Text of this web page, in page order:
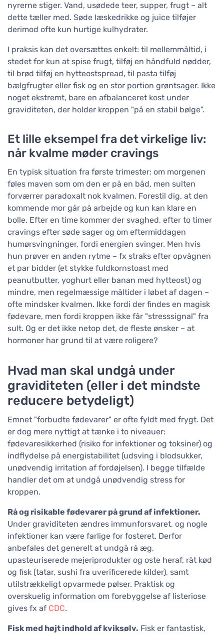
nyrerne stiger. Vand, usødede teer, supper, frugt – alt
dette tæller med. Søde læskedrikke og juice tilføjer
derimod ofte kun hurtige kulhydrater.
I praksis kan det oversættes enkelt: til mellemmåltid, i
stedet for kun at spise frugt, tilføj en håndfuld nødder,
til brød tilføj en hytteostspread, til pasta tilføj
bælgfrugter eller fisk og en stor portion grøntsager. Ikke
noget ekstremt, bare en afbalanceret kost under
graviditeten, der holder kroppen "på en stabil bølge".
Et lille eksempel fra det virkelige liv:
når kvalme møder cravings
En typisk situation fra første trimester: om morgenen
føles maven som om den er på en båd, men sulten
forværrer paradoxalt nok kvalmen. Forestil dig, at den
kommende mor går på arbejde og kun kan klare en
bolle. Efter en time kommer der svaghed, efter to timer
cravings efter søde sager og om eftermiddagen
humørsvingninger, fordi energien svinger. Men hvis
hun prøver en anden rytme – fx straks efter opvågnen
et par bidder (et stykke fuldkornstoast med
peanutbutter, yoghurt eller banan med hytteost) og
mindre, men regelmæssige måltider i løbet af dagen –
ofte mindsker kvalmen. Ikke fordi der findes en magisk
fødevare, men fordi kroppen ikke får "stresssignal" fra
sult. Og er det ikke netop det, de fleste ønsker – at
hormoner har grund til at være roligere?
Hvad man skal undgå under
graviditeten (eller i det mindste
reducere betydeligt)
Emnet "forbudte fødevarer" er ofte fyldt med frygt. Det
er dog mere nyttigt at tænke i to niveauer:
fødevaresikkerhed (risiko for infektioner og toksiner) og
indflydelse på energistabilitet (udsving i blodsukker,
unødvendig irritation af fordøjelsen). I begge tilfælde
handler det om at undgå unødvendig stress for
kroppen.
Rå og risikable fødevarer på grund af infektioner.
Under graviditeten ændres immunforsvaret, og nogle
infektioner kan være farlige for fosteret. Derfor
anbefales det generelt at undgå rå æg,
upasteuriserede mejeriprodukter og oste heraf, råt kød
og fisk (tatar, sushi fra uverificerede kilder), samt
utilstrækkeligt opvarmede pølser. Praktisk og
overskuelig information om forebyggelse af listeriose
gives fx af CDC.
Fisk med højt indhold af kviksølv. Fisk er fantastisk,